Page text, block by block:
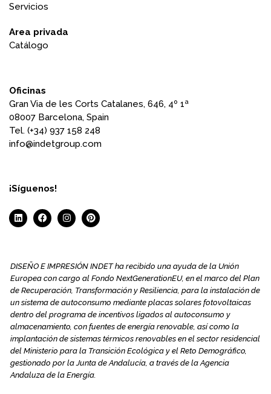
Servicios
Area privada
Catálogo
Oficinas
Gran Via de les Corts Catalanes, 646, 4º 1ª
08007 Barcelona, ​​Spain
Tel. (+34) 937 158 248
info@indetgroup.com
¡Síguenos!
DISEÑO E IMPRESIÓN INDET ha recibido una ayuda de la Unión
Europea con cargo al Fondo NextGenerationEU, en el marco del Plan
de Recuperación, Transformación y Resiliencia, para la instalación de
un sistema de autoconsumo mediante placas solares fotovoltaicas
dentro del programa de incentivos ligados al autoconsumo y
almacenamiento, con fuentes de energía renovable, así como la
implantación de sistemas térmicos renovables en el sector residencial
del Ministerio para la Transición Ecológica y el Reto Demográfico,
gestionado por la Junta de Andalucía, a través de la Agencia
Andaluza de la Energía.